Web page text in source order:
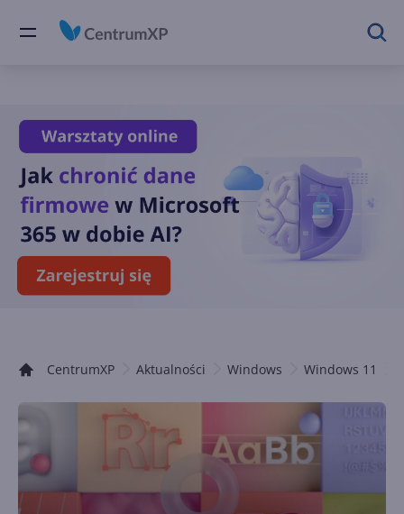
CentrumXP Aktualności Windows Windows 11